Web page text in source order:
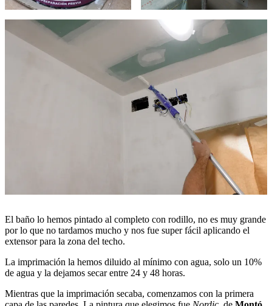
El baño lo hemos pintado al completo con rodillo, no es muy grande
por lo que no tardamos mucho y nos fue super fácil aplicando el
extensor para la zona del techo.
La imprimación la hemos diluido al mínimo con agua, solo un 10%
de agua y la dejamos secar entre 24 y 48 horas.
Mientras que la imprimación secaba, comenzamos con la primera